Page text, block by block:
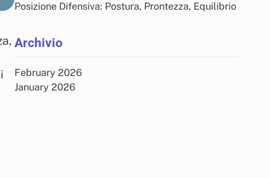
Posizione Difensiva: Postura, Prontezza, Equilibrio
Archivio
February 2026
January 2026